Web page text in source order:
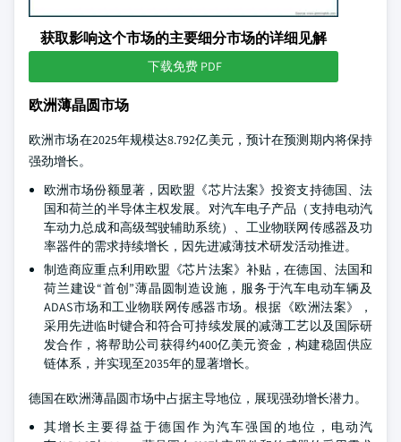
获取影响这个市场的主要细分市场的详细见解
下载免费 PDF
欧洲薄晶圆市场
欧洲市场在2025年规模达8.792亿美元，预计在预测期内将保持
强劲增长。
欧洲市场份额显著，因欧盟《芯片法案》投资支持德国、法
国和荷兰的半导体主权发展。对汽车电子产品（支持电动汽
车动力总成和高级驾驶辅助系统）、工业物联网传感器及功
率器件的需求持续增长，因先进减薄技术研发活动推进。
制造商应重点利用欧盟《芯片法案》补贴，在德国、法国和
荷兰建设“首创”薄晶圆制造设施，服务于汽车电动车辆及
ADAS市场和工业物联网传感器市场。根据《欧洲法案》，
采用先进临时键合和符合可持续发展的减薄工艺以及国际研
发合作，将帮助公司获得约400亿美元资金，构建稳固供应
链体系，并实现至2035年的显著增长。
德国在欧洲薄晶圆市场中占据主导地位，展现强劲增长潜力。
其增长主要得益于德国作为汽车强国的地位，电动汽